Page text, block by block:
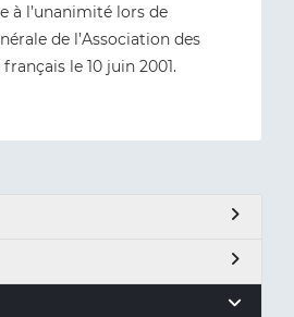
à l’unanimité lors de
de l’Association des
le 10 juin 2001.